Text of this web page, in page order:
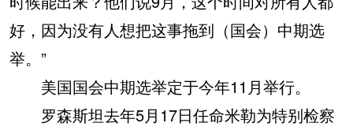
好，因为没有人想把这事拖到（国会）中期选
举。”
美国国会中期选举定于今年11月举行。
罗森斯坦去年5月17日任命米勒为特别检察